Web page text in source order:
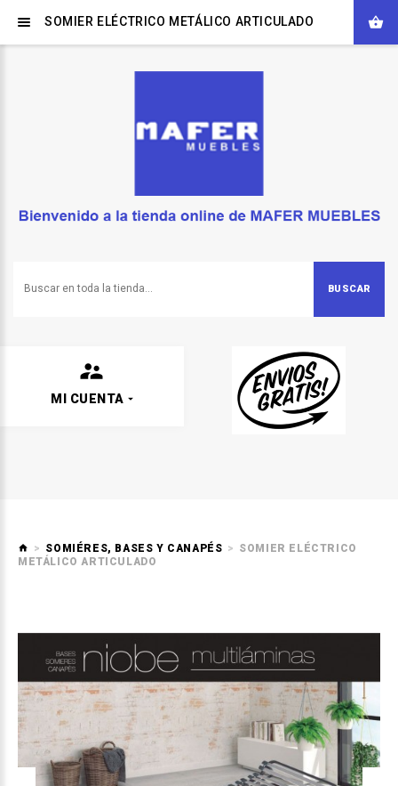
BUSCAR
MI CUENTA
SOMIÉRES, BASES Y CANAPÉS
SOMIER ELÉCTRICO
METÁLICO ARTICULADO
SOMIER ELÉCTRICO METÁLICO ARTICULADO